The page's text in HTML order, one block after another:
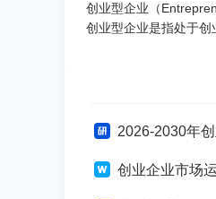
创业型企业（
创业型企业是指处于创
2026-2030年
创业企业市场